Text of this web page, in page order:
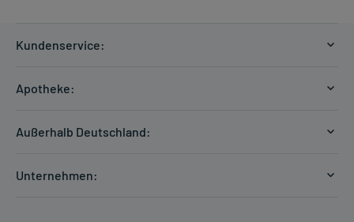
Kundenservice:
Hilfe
Apotheke:
Außerhalb Deutschland:
Unternehmen: